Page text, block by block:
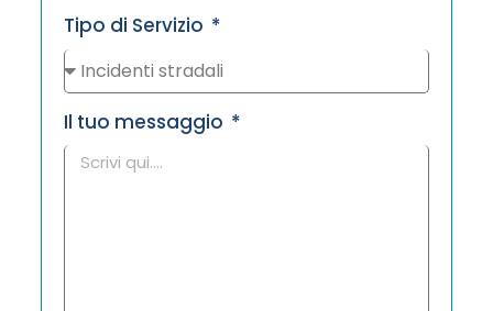
Tipo di Servizio
Il tuo messaggio